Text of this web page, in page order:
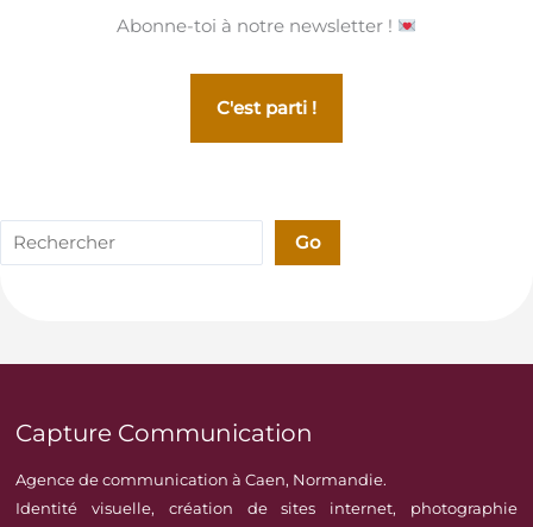
Abonne-toi à notre newsletter !
C'est parti !
Rechercher Go
Capture Communication
Agence de communication à Caen, Normandie.
Identité visuelle, création de sites internet, photographie